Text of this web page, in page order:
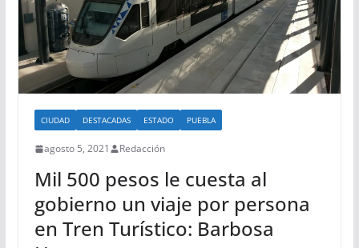
CIUDAD DESTACADAS ESTADO PUEBLA
agosto 5, 2021 Redacción
Mil 500 pesos le cuesta al
gobierno un viaje por persona
en Tren Turístico: Barbosa